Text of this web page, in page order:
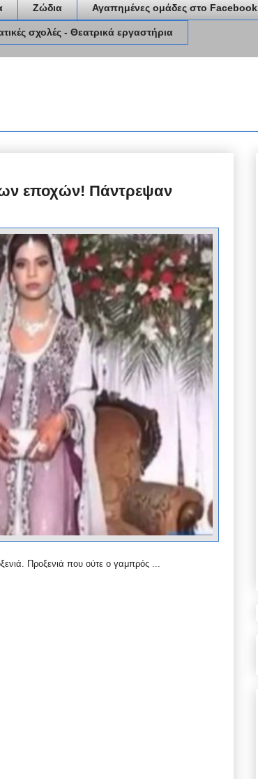
Ζώδια Αγαπημένες ομάδες στο Facebook
σχολές - Θεατρικά εργαστήρια
εποχών! Πάντρεψαν
Προξενιά που ούτε ο γαμπρός ...